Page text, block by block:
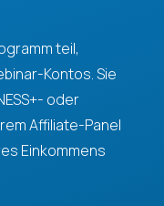
teil,
Kontos. Sie
oder
Affiliate-Panel
Einkommens